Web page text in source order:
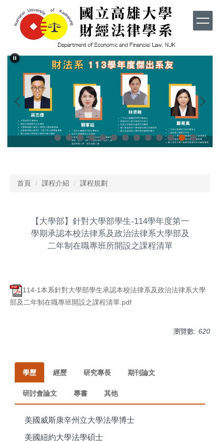
容
首頁 課程介紹 課程規劃
【大學部】針對大學部學生-114學年度第一
學期承認本校法律系及政治法律系大學部及
二年制在職專班所開設之課程清單
114-1本系針對大學部學生承認本校法律系及政治法律系大學
部及二年制在職專班開設之課程清單.pdf
瀏覽數: 620
學歷 經歷 研究專長 期刊論文
研討會論文 專書 其他
美國威斯康辛州立大學法學博士
美國紐約大學法學碩士